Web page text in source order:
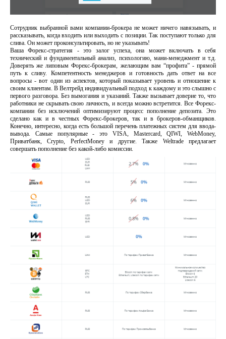
Сотрудник выбранной вами компании-брокера не может ничего навязывать, и
рассказывать, когда входить или выходить с позиции. Так поступают только для
слива. Он может проконсультировать, но не указывать!
Ваша Форекс-стратегия - это залог успеха, она может включать в себя
технический и фундаментальный анализ, психологию, мани-менеджмент и т.д.
Доверять же липовым Форекс-брокерам, желающим вам “профита” - прямой
путь к сливу. Компетентность менеджеров и готовность дать ответ на все
вопросы - вот один из аспектов, который показывает уровень и отношение к
своим клиентам. В Велтрейд индивидуальный подход к каждому и это слышно с
первого разговора. Без вымогания и указаний. Также вызывает доверие то, что
работники не скрывать свою личность, и всегда можно встретится. Все Форекс-
компании без исключений оптимизируют процесс пополнение депозита. Это
сделано как и в честных Форекс-брокеров, так и в брокеров-обманщиков.
Конечно, интересно, когда есть большой перечень платежных систем для ввода-
вывода. Самые популярные - это VISA, Mastercard, QIWI, WebMoney,
Приватбанк, Crypto, PerfectMoney и другие. Также Weltrade предлагает
совершать пополнение без какой-либо комиссии.